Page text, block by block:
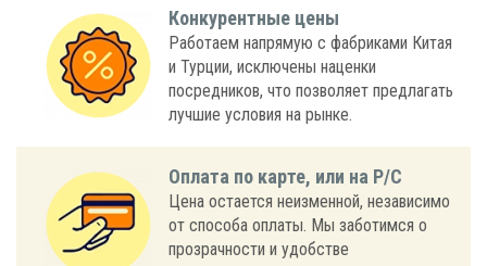
Конкурентные цены
Работаем напрямую с фабриками Китая
и Турции, исключены наценки
посредников, что позволяет предлагать
лучшие условия на рынке.
Оплата по карте, или на Р/С
Цена остается неизменной, независимо
от способа оплаты. Мы заботимся о
прозрачности и удобстве